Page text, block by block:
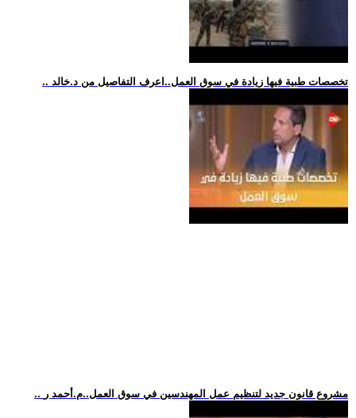
.. تخصصات طبية فيها زيادة في سوق العمل..اعرف التفاصيل من د.خالد
.. مشروع قانون جديد لتنظيم عمل المهندسين في سوق العمل..م.أحمد ر